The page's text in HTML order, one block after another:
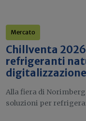
Mercato
Chillventa
refrigeranti
digitalizzazione
Alla fiera di
soluzioni per